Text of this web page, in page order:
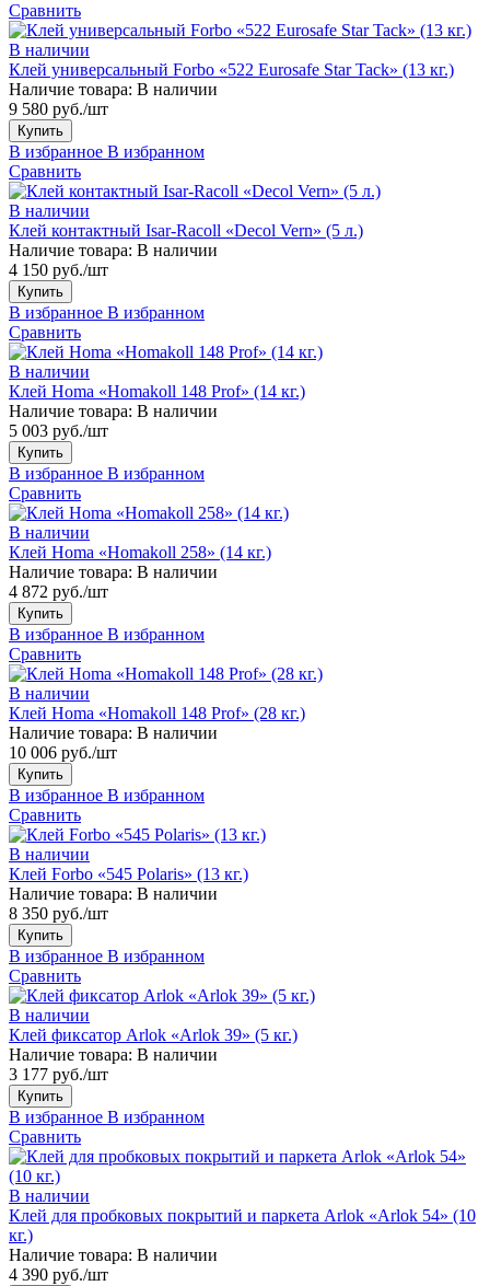
Сравнить
В наличии
Клей универсальный Forbo «522 Eurosafe Star Tack» (13 кг.)
Наличие товара: В наличии
9 580 руб./шт
Купить
В избранное В избранном
Сравнить
В наличии
Клей контактный Isar-Racoll «Decol Vern» (5 л.)
Наличие товара: В наличии
4 150 руб./шт
Купить
В избранное В избранном
Сравнить
В наличии
Клей Homa «Homakoll 148 Prof» (14 кг.)
Наличие товара: В наличии
5 003 руб./шт
Купить
В избранное В избранном
Сравнить
В наличии
Клей Homa «Homakoll 258» (14 кг.)
Наличие товара: В наличии
4 872 руб./шт
Купить
В избранное В избранном
Сравнить
В наличии
Клей Homa «Homakoll 148 Prof» (28 кг.)
Наличие товара: В наличии
10 006 руб./шт
Купить
В избранное В избранном
Сравнить
В наличии
Клей Forbo «545 Polaris» (13 кг.)
Наличие товара: В наличии
8 350 руб./шт
Купить
В избранное В избранном
Сравнить
В наличии
Клей фиксатор Arlok «Arlok 39» (5 кг.)
Наличие товара: В наличии
3 177 руб./шт
Купить
В избранное В избранном
Сравнить
В наличии
Клей для пробковых покрытий и паркета Arlok «Arlok 54» (10
кг.)
Наличие товара: В наличии
4 390 руб./шт